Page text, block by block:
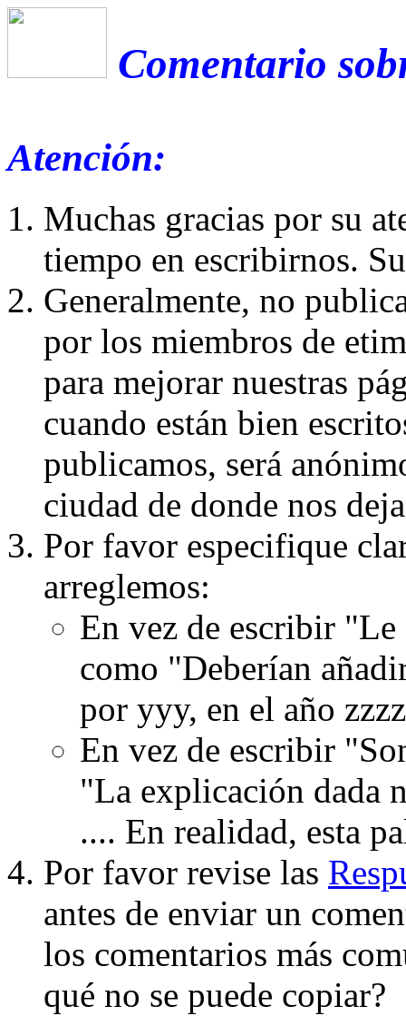
Comentario
Atención:
Muchas gracias por su
tiempo en escribirnos.
Generalmente, no
por los miembros de
para mejorar nuestras
cuando están bien
publicamos, será
ciudad de donde nos
Por favor especifique
arreglemos:
En vez de escribir
como "Deberían
por yyy, en el año
En vez de escribir
"La explicación dada
.... En realidad, esta
Por favor revise las
antes de enviar un
los comentarios más
qué no se puede copiar?